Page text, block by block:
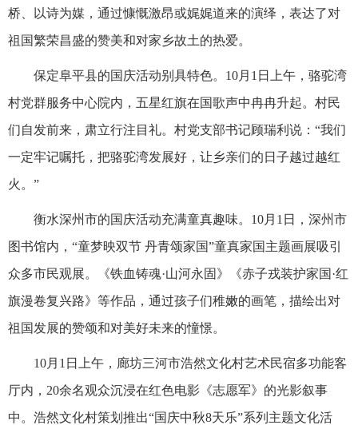
桥、以诗为媒，通过慷慨激昂或娓娓道来的演绎，表达了对
祖国繁荣昌盛的赞美和对家乡故土的热爱。
保定阜平县的国庆活动别具特色。10月1日上午，骆驼湾
村党群服务中心院内，五星红旗在国歌声中冉冉升起。村民
们自发前来，肃立行注目礼。村党支部书记顾瑞利说：“我们
一定牢记嘱托，把骆驼湾发展好，让乡亲们的日子越过越红
火。”
衡水深州市的国庆活动充满童真趣味。10月1日，深州市
图书馆内，“童梦映双节 丹青颂家国”童真家国主题画展吸引
众多市民观展。《铁血铸魂·山河永固》《赤子戎装护家国·红
旗漫卷复兴路》等作品，通过孩子们稚嫩的画笔，描绘出对
祖国发展的赞颂和对美好未来的憧憬。
10月1日上午，廊坊三河市浩然文化村艺术民宿多功能客
厅内，20余名观众沉浸在红色电影《志愿军》的光影叙事
中。浩然文化村策划推出“国庆中秋8天乐”系列主题文化活